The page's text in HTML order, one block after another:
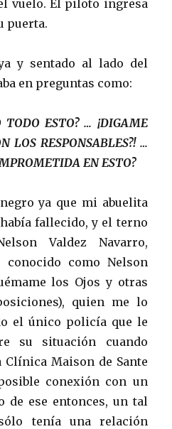
vuelo. El piloto ingresa
puerta.
y sentado al lado del
en preguntas como:
ESTO? … ¡DIGAME
LOS RESPONSABLES?! …
EN ESTO?
ya que mi abuelita
fallecido, y el terno
Valdez Navarro,
conocido como Nelson
los Ojos y otras
quien me lo
el único policía que le
su situación cuando
Maison de Sante
conexión con un
de ese entonces, un tal
tenía una relación